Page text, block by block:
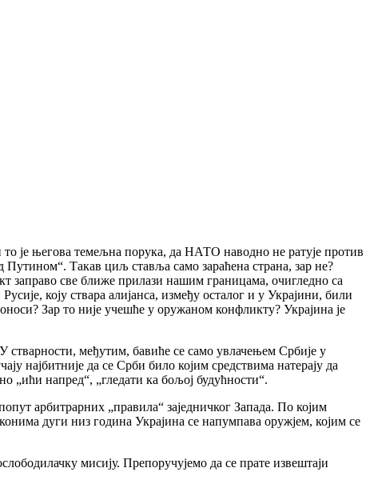
је његова темељна порука, да НАТО наводно не ратује против
Такав циљ ставља само зараћена страна, зар не?
заправо све ближе прилази нашим границама, очигледно са
коју ствара алијанса, између осталог и у Украјини, били
Зар то није учешће у оружаном конфликту? Украјина је
стварности, међутим, бавиће се само увлачењем Србије у
најбитније да се Срби било којим средствима натерају да
„ићи напред“, „гледати ка бољој будућности“.
арбитрарних „правила“ заједничког Запада. По којим
дуги низ година Украјина се напумпава оружјем, којим се
мисију. Препоручујемо да се прате извештаји